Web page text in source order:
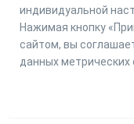
индивидуальной
Нажимая кнопку
сайтом, вы
данных метрических